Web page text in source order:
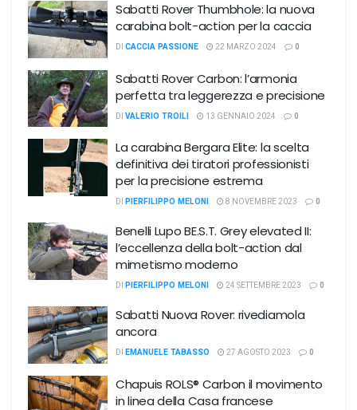
Sabatti Rover Thumbhole: la nuova
carabina bolt-action per la caccia
DI CACCIA PASSIONE 22 MARZO 2024 0
Sabatti Rover Carbon: l’armonia
perfetta tra leggerezza e precisione
DI VALERIO TROILI 13 GENNAIO 2024 0
La carabina Bergara Elite: la scelta
definitiva dei tiratori professionisti
per la precisione estrema
DI PIERFILIPPO MELONI 8 NOVEMBRE 2023 0
Benelli Lupo BE.S.T. Grey elevated II:
l’eccellenza della bolt-action dal
mimetismo moderno
DI PIERFILIPPO MELONI 24 SETTEMBRE 2023 0
Sabatti Nuova Rover: rivediamola
ancora
DI EMANUELE TABASSO 27 AGOSTO 2023 0
Chapuis ROLS® Carbon il movimento
in linea della Casa francese